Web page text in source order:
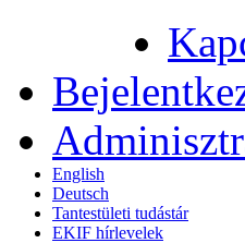
English
Deutsch
Tantestületi tudástár
EKIF hírlevelek